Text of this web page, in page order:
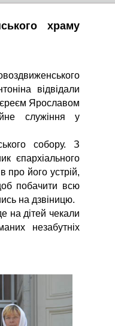
храму
відвідали
Ярославом
служіння у
собору. З
єпархіального
про його устрій,
побачити всю
на дзвіницю.
на дітей чекали
незабутніх